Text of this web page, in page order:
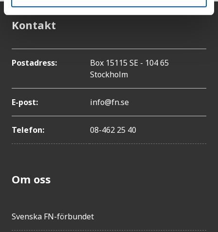
Kontakt
Postadress:
Box 15115 SE - 104 65
Stockholm
E-post: info@fn.se
Telefon: 08-462 25 40
Om oss
Svenska FN-förbundet